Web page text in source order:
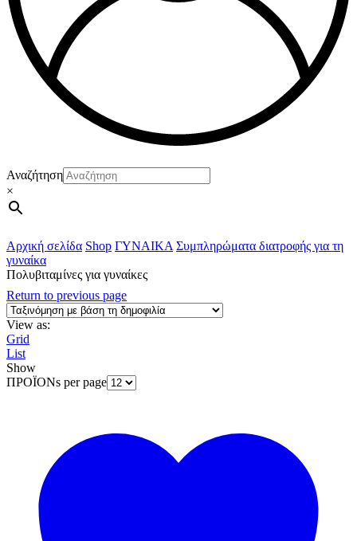
Αναζήτηση
×
Αρχική σελίδα Shop ΓΥΝΑΙΚΑ Συμπληρώματα διατροφής για τη
γυναίκα
Πολυβιταμίνες για γυναίκες
Return to previous page
View as:
Grid
List
Show
ΠΡΟΪΟΝs per page